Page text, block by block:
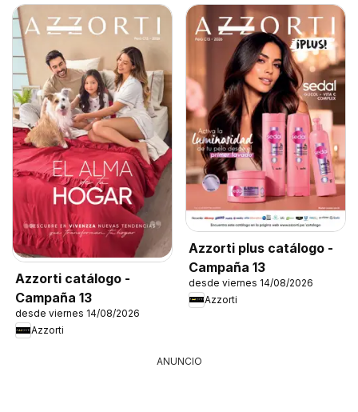
Azzorti catálogo -
Campaña 13
desde viernes 14/08/2026
Azzorti
Azzorti plus catálogo -
Campaña 13
desde viernes 14/08/2026
Azzorti
ANUNCIO